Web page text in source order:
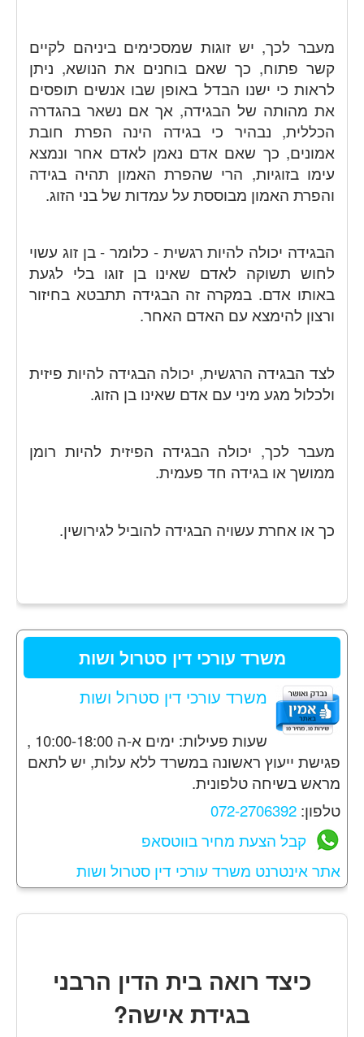
מעבר לכך, יש זוגות שמסכימים ביניהם לקיים
קשר פתוח, כך שאם בוחנים את הנושא, ניתן
לראות כי ישנו הבדל באופן שבו אנשים תופסים
את מהותה של הבגידה, אך אם נשאר בהגדרה
הכללית, נבהיר כי בגידה הינה הפרת חובת
אמונים, כך שאם אדם נאמן לאדם אחר ונמצא
עימו בזוגיות, הרי שהפרת האמון תהיה בגידה
והפרת האמון מבוססת על עמדות של בני הזוג.
הבגידה יכולה להיות רגשית - כלומר - בן זוג עשוי
לחוש תשוקה לאדם שאינו בן זוגו בלי לגעת
באותו אדם. במקרה זה הבגידה תתבטא בחיזור
ורצון להימצא עם האדם האחר.
לצד הבגידה הרגשית, יכולה הבגידה להיות פיזית
ולכלול מגע מיני עם אדם שאינו בן הזוג.
מעבר לכך, יכולה הבגידה הפיזית להיות רומן
ממושך או בגידה חד פעמית.
כך או אחרת עשויה הבגידה להוביל לגירושין.
משרד עורכי דין סטרול ושות
משרד עורכי דין סטרול ושות
שעות פעילות: ימים א-ה 10:00-18:00 ,
פגישת ייעוץ ראשונה במשרד ללא עלות, יש לתאם
מראש בשיחה טלפונית.
טלפון: 072-2706392
קבל הצעת מחיר בווטסאפ
אתר אינטרנט משרד עורכי דין סטרול ושות
כיצד רואה בית הדין הרבני
בגידת אישה?